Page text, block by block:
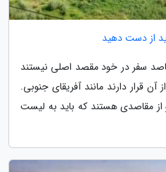
از دست دهید
سفر در خود مقصد اصلی نیستند
قرار دارند مانند آفریقای جنوبی.
از مقاصدی هستند که باید به لیست